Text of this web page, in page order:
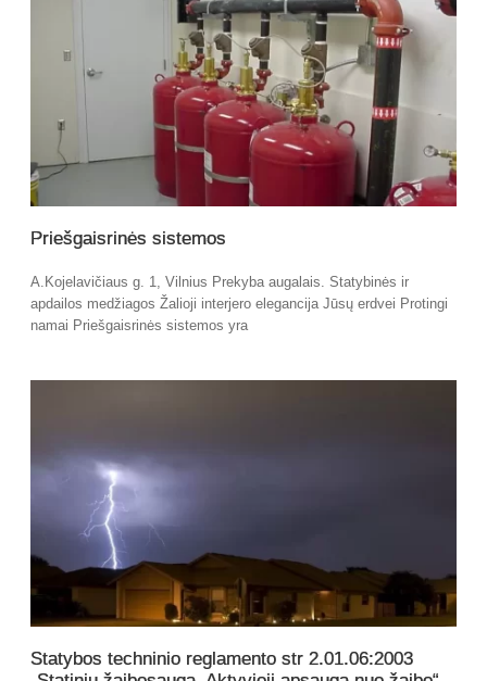
Priešgaisrinės sistemos
A.Kojelavičiaus g. 1, Vilnius Prekyba augalais. Statybinės ir
apdailos medžiagos Žalioji interjero elegancija Jūsų erdvei Protingi
namai Priešgaisrinės sistemos yra
Statybos techninio reglamento str 2.01.06:2003